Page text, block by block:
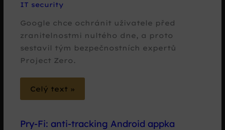
IT security
Google chce ochránit uživatele před
zranitelnostmi nultého dne, a proto
sestavil tým bezpečnostních expertů
Project Zero.
Celý text »
Pry-Fi: anti-tracking Android appka